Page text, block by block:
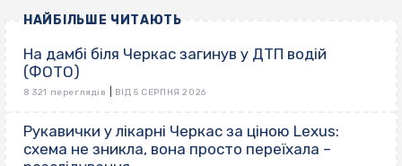
НАЙБІЛЬШЕ ЧИТАЮТЬ
На дамбі біля Черкас загинув у ДТП водій
(ФОТО)
8 321 переглядів ВІД 5 СЕРПНЯ 2026
Рукавички у лікарні Черкас за ціною Lexus:
схема не зникла, вона просто переїхала –